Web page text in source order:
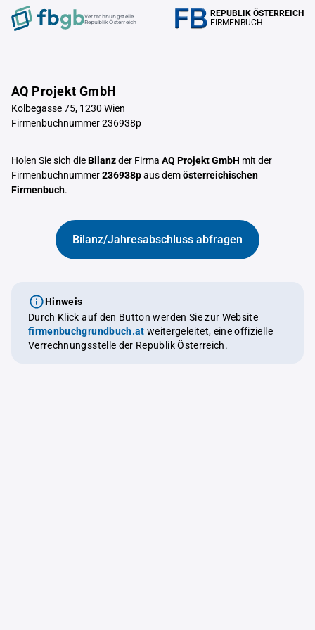
Verrechnungstelle
Republik Österreich
REPUBLIK ÖSTERREICH
FIRMENBUCH
AQ Projekt GmbH
Kolbegasse 75, 1230 Wien
Firmenbuchnummer 236938p
Holen Sie sich dieBilanzder Firma AQ Projekt GmbH mit der
Firmenbuchnummer236938paus demösterreichischen
Firmenbuch.
Bilanz/Jahresabschluss abfragen
Hinweis
Durch Klick auf den Button werden Sie zur Website
firmenbuchgrundbuch.at weitergeleitet, eine offizielle
Verrechnungsstelle der Republik Österreich.